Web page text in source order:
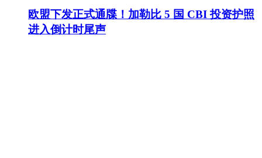
欧盟下发正式通牒！加勒比 5 国 CBI 投资护照
进入倒计时尾声